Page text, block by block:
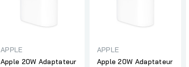
APPLE
Apple 20W Adaptateur
APPLE
Apple 20W Adaptateur